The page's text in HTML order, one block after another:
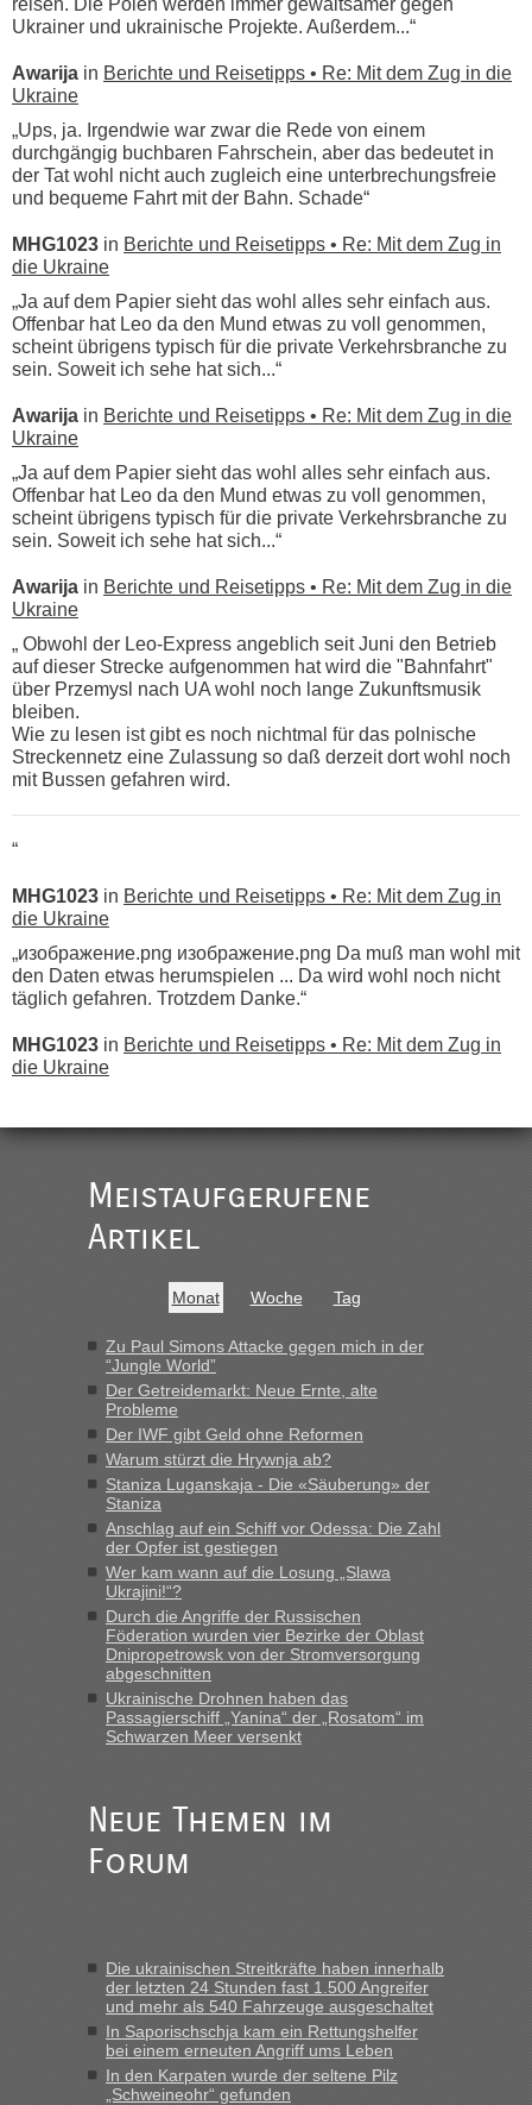
reisen. Die Polen werden immer gewaltsamer gegen
Ukrainer und ukrainische Projekte. Außerdem...“
Awarija in Berichte und Reisetipps • Re: Mit dem Zug in die
Ukraine
„Ups, ja. Irgendwie war zwar die Rede von einem
durchgängig buchbaren Fahrschein, aber das bedeutet in
der Tat wohl nicht auch zugleich eine unterbrechungsfreie
und bequeme Fahrt mit der Bahn. Schade“
MHG1023 in Berichte und Reisetipps • Re: Mit dem Zug in
die Ukraine
„Ja auf dem Papier sieht das wohl alles sehr einfach aus.
Offenbar hat Leo da den Mund etwas zu voll genommen,
scheint übrigens typisch für die private Verkehrsbranche zu
sein. Soweit ich sehe hat sich...“
Awarija in Berichte und Reisetipps • Re: Mit dem Zug in die
Ukraine
„Ja auf dem Papier sieht das wohl alles sehr einfach aus.
Offenbar hat Leo da den Mund etwas zu voll genommen,
scheint übrigens typisch für die private Verkehrsbranche zu
sein. Soweit ich sehe hat sich...“
Awarija in Berichte und Reisetipps • Re: Mit dem Zug in die
Ukraine
„ Obwohl der Leo-Express angeblich seit Juni den Betrieb
auf dieser Strecke aufgenommen hat wird die "Bahnfahrt"
über Przemysl nach UA wohl noch lange Zukunftsmusik
bleiben.
Wie zu lesen ist gibt es noch nichtmal für das polnische
Streckennetz eine Zulassung so daß derzeit dort wohl noch
mit Bussen gefahren wird.
“
MHG1023 in Berichte und Reisetipps • Re: Mit dem Zug in
die Ukraine
„изображение.png изображение.png Da muß man wohl mit
den Daten etwas herumspielen ... Da wird wohl noch nicht
täglich gefahren. Trotzdem Danke.“
MHG1023 in Berichte und Reisetipps • Re: Mit dem Zug in
die Ukraine
Ist korrekt, aber ich finde man hätte trotzdem im Text gleich
darauf hinweisen können.
War aber nicht "böse" gemeint ...
buchbar - warum auch immer ...
Hab´s versucht - bekomme aber immer angezeigt "auf dieser
Strecke fahren wir nicht"
MHG1023 inBerichte und Reisetipps • Re: Mit dem Zug in
die Ukraine
„Man sollte aber explizit dazu schreiben, daß es ein Zug von
LeoExpress ist - und nur auf deren Webseite kann man die
Fahrkarten kaufen. Zumindest ist es die erste Umsteigefreie
Verbindung von Deutschland...“
Recht, Visa und Dokumente • Re: Deklaration
gebrauchter Kleidung beim Zoll
„Vielen Dank, mit einem Briefchen meiner Frau im Gepäck
gab es keine Probleme“
fast 11 Milliarden aufgedeckt
„Am besten wäre natürlich, wenn die Frau mit dabei ist.
Alleinreisende Männer stehen schließlich immer unter
Milliarden aufgedeckt
„Kein Zoll. Du musst an sich nur sagen dass das privat ist
und du nicht damit handeln willst. So lange das nicht
Originalverpackt ist und ersichlich das nicht neu sollte es
keine Probleme geben“
Meistaufgerufene
Artikel
Monat Woche Tag
Zu Paul Simons Attacke gegen mich in der
“Jungle World”
Der Getreidemarkt: Neue Ernte, alte
Probleme
Der IWF gibt Geld ohne Reformen
Warum stürzt die Hrywnja ab?
Staniza Luganskaja - Die «Säuberung» der
Staniza
Anschlag auf ein Schiff vor Odessa: Die Zahl
der Opfer ist gestiegen
Wer kam wann auf die Losung „Slawa
Ukrajini!“?
Durch die Angriffe der Russischen
Föderation wurden vier Bezirke der Oblast
Dnipropetrowsk von der Stromversorgung
abgeschnitten
Ukrainische Drohnen haben das
Passagierschiff „Yanina“ der „Rosatom“ im
Schwarzen Meer versenkt
Neue Themen im
Forum
Die ukrainischen Streitkräfte haben innerhalb
der letzten 24 Stunden fast 1.500 Angreifer
und mehr als 540 Fahrzeuge ausgeschaltet
In Saporischschja kam ein Rettungshelfer
bei einem erneuten Angriff ums Leben
In den Karpaten wurde der seltene Pilz
„Schweineohr“ gefunden